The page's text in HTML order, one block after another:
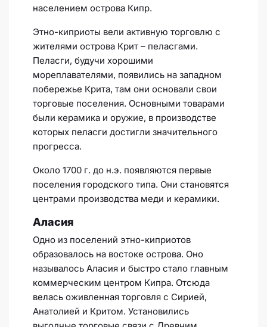
населением острова Кипр.
Этно-киприоты вели активную торговлю с
жителями острова Крит – пеласгами.
Пеласги, будучи хорошими
мореплавателями, появились на западном
побережье Крита, там они основали свои
торговые поселения. Основными товарами
были керамика и оружие, в производстве
которых пеласги достигли значительного
прогресса.
Около 1700 г. до н.э. появляются первые
поселения городского типа. Они становятся
центрами производства меди и керамики.
Аласия
Одно из поселений этно-киприотов
образовалось на востоке острова. Оно
называлось Аласия и быстро стало главным
коммерческим центром Кипра. Отсюда
велась оживленная торговля с Сирией,
Анатолией и Критом. Установились